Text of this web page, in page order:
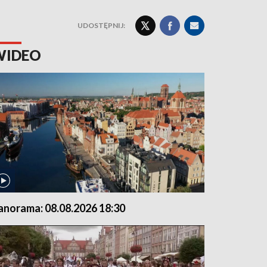
UDOSTĘPNIJ:
08.08.2026 18:30